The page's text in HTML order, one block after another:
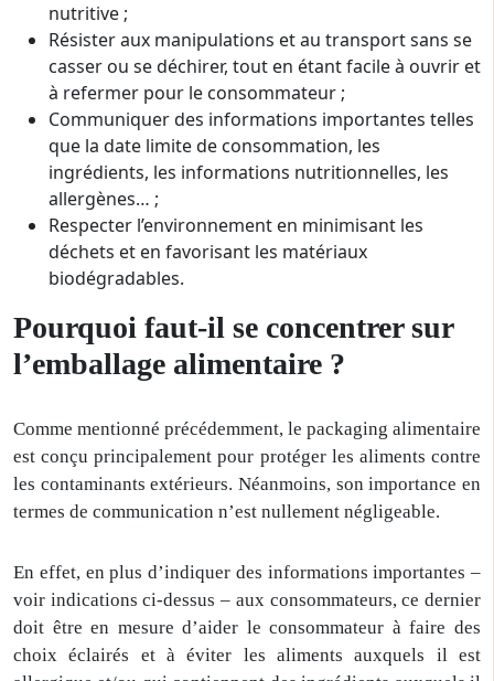
nutritive ;
Résister aux manipulations et au transport sans se
casser ou se déchirer, tout en étant facile à ouvrir et
à refermer pour le consommateur ;
Communiquer des informations importantes telles
que la date limite de consommation, les
ingrédients, les informations nutritionnelles, les
allergènes… ;
Respecter l’environnement en minimisant les
déchets et en favorisant les matériaux
biodégradables.
Pourquoi faut-il se concentrer sur
l’emballage alimentaire ?
Comme mentionné précédemment, le packaging alimentaire
est conçu principalement pour protéger les aliments contre
les contaminants extérieurs. Néanmoins, son importance en
termes de communication n’est nullement négligeable.
En effet, en plus d’indiquer des informations importantes –
voir indications ci-dessus – aux consommateurs, ce dernier
doit être en mesure d’aider le consommateur à faire des
choix éclairés et à éviter les aliments auxquels il est